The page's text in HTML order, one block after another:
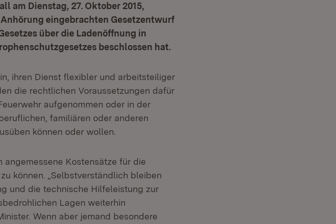
am Dienstag, 27. Oktober 2015,
eingebrachten Gesetzentwurf
über die Ladenöffnung in
beschlossen hat.
ihren Dienst flexibler und arbeitsteiliger
die rechtlichen Voraussetzungen dafür
aufgenommen oder in der
familiären oder anderen
können oder wollen.
Kostensätze für die
können. „Selbstverständlich bleiben
und die technische Hilfeleistung zur
Lagen weiterhin
Wenn aber jemand besondere